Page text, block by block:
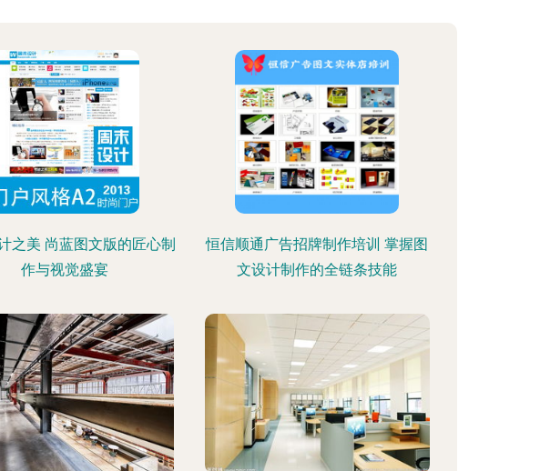
之美 尚蓝图文版的匠心制
作与视觉盛宴
恒信顺通广告招牌制作培训 掌握图
文设计制作的全链条技能